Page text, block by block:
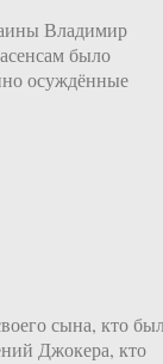
Владимир
было
осуждённые
сына, кто
Джокера, кто